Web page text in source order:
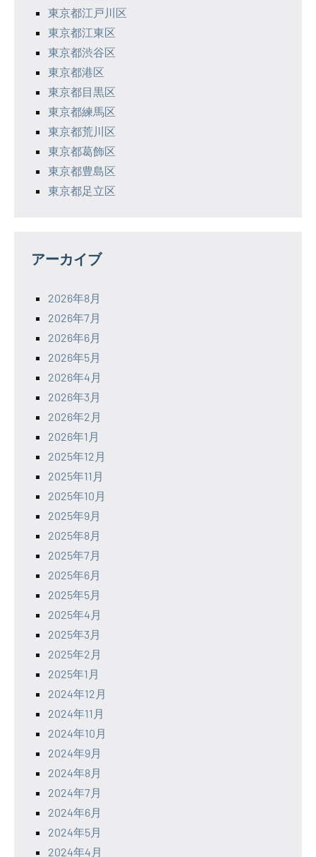
東京都江戸川区
東京都江東区
東京都渋谷区
東京都港区
東京都目黒区
東京都練馬区
東京都荒川区
東京都葛飾区
東京都豊島区
東京都足立区
アーカイブ
2026年8月
2026年7月
2026年6月
2026年5月
2026年4月
2026年3月
2026年2月
2026年1月
2025年12月
2025年11月
2025年10月
2025年9月
2025年8月
2025年7月
2025年6月
2025年5月
2025年4月
2025年3月
2025年2月
2025年1月
2024年12月
2024年11月
2024年10月
2024年9月
2024年8月
2024年7月
2024年6月
2024年5月
2024年4月